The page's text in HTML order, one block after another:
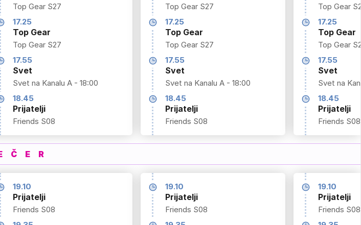
Top Gear S27
17.25
Top Gear
Top Gear S27
17.55
Svet
Svet na Kanalu A - 18:00
18.45
Prijatelji
Friends S08
Top Gear S27
17.25
Top Gear
Top Gear S27
17.55
Svet
Svet na Kanalu A - 18:00
18.45
Prijatelji
Friends S08
Top Gear
17.25
Top Gear
Top Gear
17.55
Svet
Svet na
18.45
Prijatelji
Friends S08
19.10
Prijatelji
Friends S08
19.10
Prijatelji
Friends S08
19.10
Prijatelji
Friends S08